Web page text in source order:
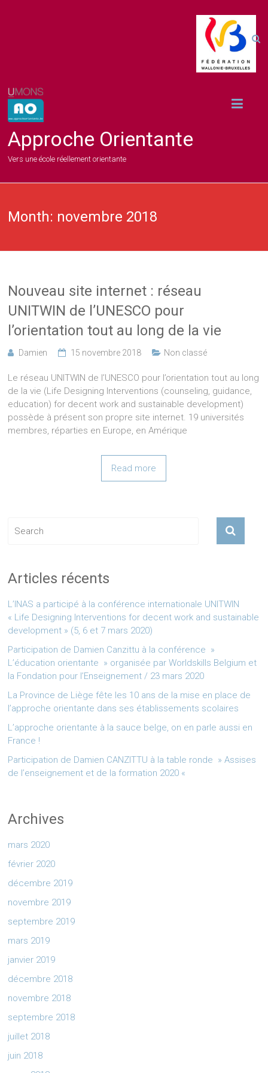
Approche Orientante
Vers une école réellement orientante
Month: novembre 2018
Nouveau site internet : réseau
UNITWIN de l’UNESCO pour
l’orientation tout au long de la vie
Damien 15 novembre 2018 Non classé
Le réseau UNITWIN de l’UNESCO pour l’orientation tout au long
de la vie (Life Designing Interventions (counseling, guidance,
education) for decent work and sustainable development)
possède à présent son propre site internet. 19 universités
membres, réparties en Europe, en Amérique
Read more
Articles récents
L’INAS a participé à la conférence internationale UNITWIN
« Life Designing Interventions for decent work and sustainable
development » (5, 6 et 7 mars 2020)
Participation de Damien Canzittu à la conférence »
L’éducation orientante » organisée par Worldskills Belgium et
la Fondation pour l’Enseignement / 23 mars 2020
La Province de Liège fête les 10 ans de la mise en place de
l’approche orientante dans ses établissements scolaires
L’approche orientante à la sauce belge, on en parle aussi en
France !
Participation de Damien CANZITTU à la table ronde » Assises
de l’enseignement et de la formation 2020 «
Archives
mars 2020
février 2020
décembre 2019
novembre 2019
septembre 2019
mars 2019
janvier 2019
décembre 2018
novembre 2018
septembre 2018
juillet 2018
juin 2018